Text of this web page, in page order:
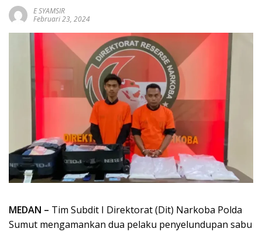
E SYAMSIR
Februari 23, 2024
MEDAN – Tim Subdit I Direktorat (Dit) Narkoba Polda
Sumut mengamankan dua pelaku penyelundupan sabu